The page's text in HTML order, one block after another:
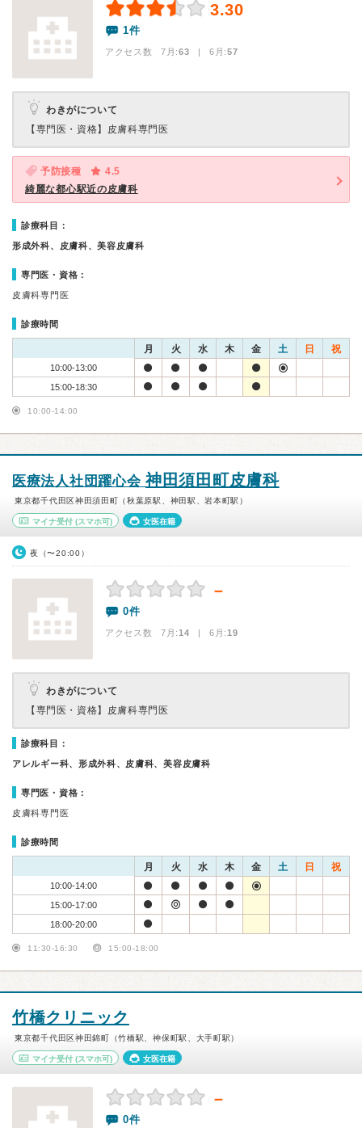
3.30
1件
アクセス数 7月:63 | 6月:57
わきがについて
【専門医・資格】 皮膚科専門医
予防接種
4.5
綺麗な都心駅近の皮膚科
診療科目：
形成外科、皮膚科、美容皮膚科
専門医・資格：
皮膚科専門医
診療時間
月 火 水 木 金 土 日 祝
10:00-13:00
15:00-18:30
10:00-14:00
医療法人社団躍心会神田須田町皮膚科
東京都千代田区神田須田町（秋葉原駅、神田駅、岩本町駅）
マイナ受付 (スマホ可) 女医在籍
夜（〜20:00）
－
0件
アクセス数 7月:14 | 6月:19
わきがについて
【専門医・資格】 皮膚科専門医
診療科目：
アレルギー科、形成外科、皮膚科、美容皮膚科
専門医・資格：
皮膚科専門医
診療時間
月 火 水 木 金 土 日 祝
10:00-14:00
15:00-17:00
18:00-20:00
11:30-16:30 15:00-18:00
竹橋クリニック
東京都千代田区神田錦町（竹橋駅、神保町駅、大手町駅）
マイナ受付 (スマホ可) 女医在籍
－
0件